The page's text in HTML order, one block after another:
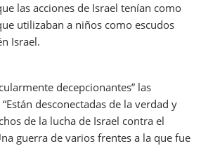
las acciones de Israel tenían como
utilizaban a niños como escudos
Israel.
decepcionantes” las
desconectadas de la verdad y
de la lucha de Israel contra el
guerra de varios frentes a la que fue